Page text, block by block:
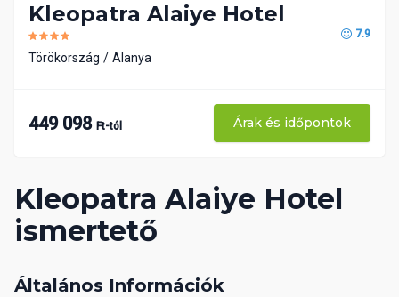
Kleopatra Alaiye Hotel
ismertető
Általános Információk
Kleopatra Alaiye Hotel
7.9
Törökország Alanya
449 098 Ft-tól Árak és időpontok